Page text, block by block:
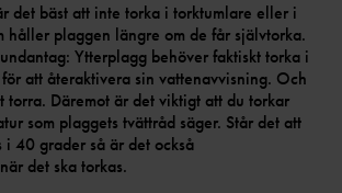
det bäst att inte torka i torktumlare eller i
håller plaggen längre om de får självtorka.
Ytterplagg behöver faktiskt torka i
att återaktivera sin vattenavvisning. Och
torra. Däremot är det viktigt att du torkar
som plaggets tvättråd säger. Står det att
i 40 grader så är det också
det ska torkas.